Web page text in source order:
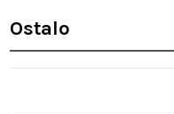
Ostalo